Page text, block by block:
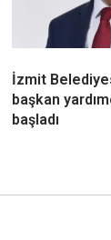
İzmit
başkan
başladı